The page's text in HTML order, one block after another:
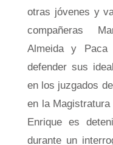
otras jóvenes y
compañeras
Almeida y Paca
defender sus
en los juzgados
en la
Enrique es
durante un